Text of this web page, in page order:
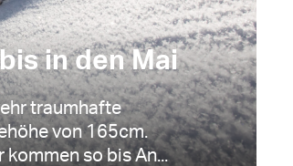
in den Mai
traumhafte
von 165cm.
so bis An...